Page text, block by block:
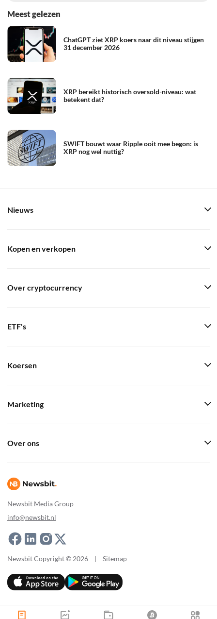
Meest gelezen
ChatGPT ziet XRP koers naar dit niveau stijgen
31 december 2026
XRP bereikt historisch oversold-niveau: wat
betekent dat?
SWIFT bouwt waar Ripple ooit mee begon: is
XRP nog wel nuttig?
Newsbit Media Group
info@newsbit.nl
Nieuws
Kopen en verkopen
Over cryptocurrency
ETF's
Koersen
Marketing
Over ons
Newsbit Copyright © 2026 | Sitemap